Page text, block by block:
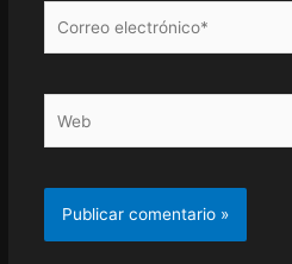
electrónico*